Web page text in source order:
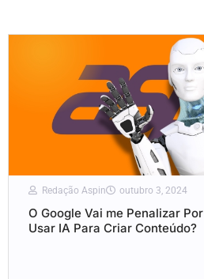
Redação Aspin outubro 3, 2024
O Google Vai me Penalizar Por
Usar IA Para Criar Conteúdo?